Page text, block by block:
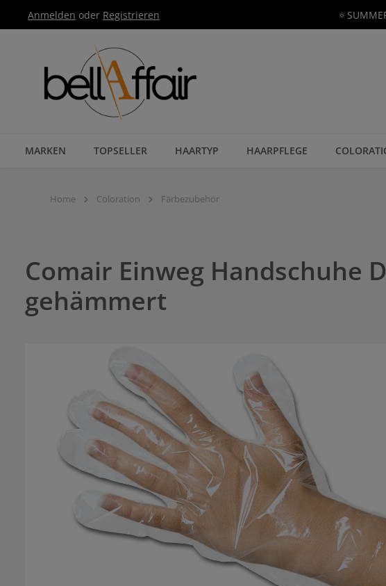
Hauptnavigation springen
Anmelden oder Registrieren
MARKEN TOPSELLER HAARTYP HAARPFLEGE
Home Coloration Färbezubehör
Comair Einweg Handschuhe
gehämmert